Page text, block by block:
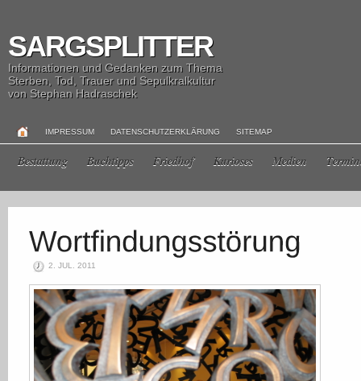
SARGSPLITTER
Informationen und Gedanken zum Thema
Sterben, Tod, Trauer und Sepulkralkultur
von Stephan Hadraschek
IMPRESSUM DATENSCHUTZERKLÄRUNG SITEMAP
Bestattung Buchtipps Friedhof Kurioses Medien
2. JUL. 2011